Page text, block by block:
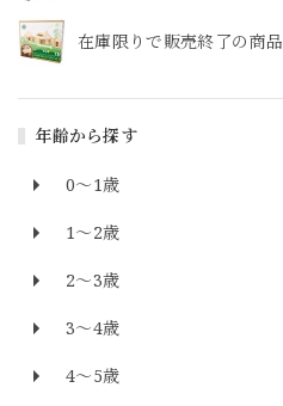
在庫限りで販売終了の商品
年齢から探す
0～1歳
1～2歳
2～3歳
3～4歳
4～5歳